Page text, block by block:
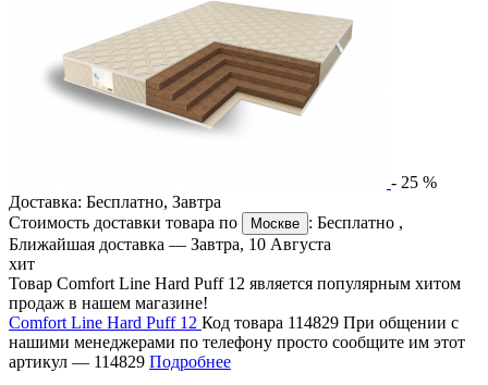
- 25 %
Доставка: Бесплатно, Завтра
Стоимость доставки товара по
Москве : Бесплатно ,
Ближайшая доставка — Завтра, 10 Августа
хит
Товар Comfort Line Hard Puff 12 является популярным хитом
продаж в нашем магазине!
Comfort Line Hard Puff 12 Код товара 114829 При общении с
нашими менеджерами по телефону просто сообщите им этот
артикул — 114829 Подробнее